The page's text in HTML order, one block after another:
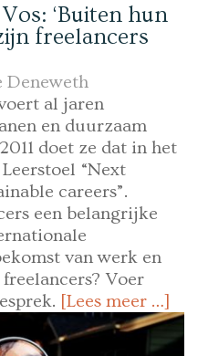
‘Buiten hun
freelancers
Deneweth
al jaren
en duurzaam
doet ze dat in het
“Next
careers”.
een belangrijke
van werk en
Voer
[Lees meer …]